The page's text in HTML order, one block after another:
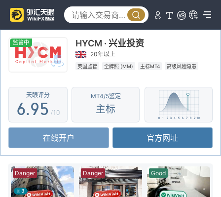
监管中 HYCM · 兴业投资
20年以上
英国监管 全牌照 (MM) 主标MT4 高级风险隐患
天眼评分
1
2
3
4
5
6
7
8
9
.
4
5
6
7
8
9
0
1
2
3
4
5
6
7
8
9
/10
MT4/5鉴定
主标
在线开户 官方网址
3
Danger Danger Good